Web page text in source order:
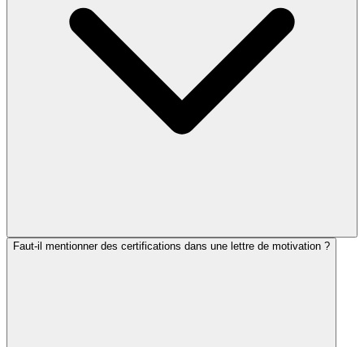
Faut-il mentionner des certifications dans une lettre de motivation ?